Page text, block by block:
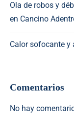
Ola de robos y
en Cancino
Calor sofocante y
Comentarios
No hay